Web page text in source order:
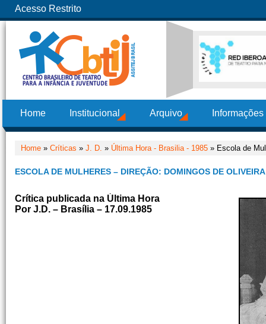
Acesso Restrito
Home Institucional Arquivo
Home » Críticas » J. D. » Última Hora - Brasilia - 1985 » Escola de
ESCOLA DE MULHERES – DIREÇÃO: DOMINGOS DE OLIVEIRA
Crítica publicada na Última Hora
Por J.D. – Brasília – 17.09.1985